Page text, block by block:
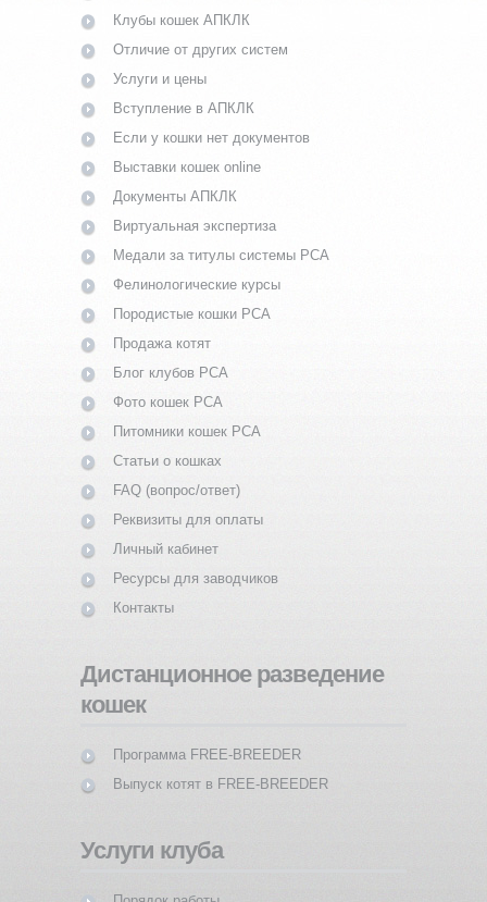
Клубы кошек АПКЛК
Отличие от других систем
Услуги и цены
Вступление в АПКЛК
Если у кошки нет документов
Выставки кошек online
Документы АПКЛК
Виртуальная экспертиза
Медали за титулы системы PCA
Фелинологические курсы
Породистые кошки PCA
Продажа котят
Блог клубов PCA
Фото кошек PCA
Питомники кошек PCA
Статьи о кошках
FAQ (вопрос/ответ)
Реквизиты для оплаты
Личный кабинет
Ресурсы для заводчиков
Контакты
Дистанционное разведение
кошек
Программа FREE-BREEDER
Выпуск котят в FREE-BREEDER
Услуги клуба